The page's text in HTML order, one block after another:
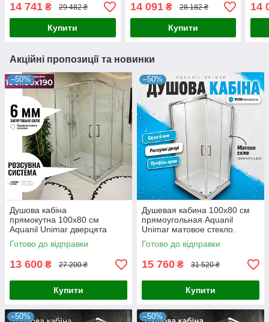
14 741 ₴ 29 482 ₴
Купити
14 091₴ 28 182 ₴
Купити
14
Акційні пропозиції та новинки
–50%
Душова кабіна
прямокутна 100х80 см
Aquanil Unimar дверцята
розсувні
Готово до відправки
13 600 ₴ 27 200 ₴
Купити
–50%
Душевая кабина 100х80 см
прямоугольная Aquanil
Unimar матовое стекло.
Душевые кабины 100х80 см
Готово до відправки
15 760 ₴ 31 520 ₴
Купити
–50% –50%